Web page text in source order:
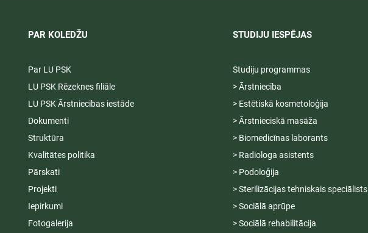
PAR KOLEDŽU
Par LU PSK
LU PSK Rēzeknes filiāle
LU PSK Ārstniecības iestāde
Dokumenti
Struktūra
Kvalitātes politika
Pārskati
Projekti
Iepirkumi
Fotogalerija
STUDIJU IESPĒJAS
Studiju programmas
> Ārstniecība
> Estētiskā kosmetoloģija
> Ārstnieciskā masāža
> Biomedicīnas laborants
> Radiologa asistents
> Podoloģija
> Sterilizācijas tehniskais speciālists
> Sociālā aprūpe
> Sociālā rehabilitācija